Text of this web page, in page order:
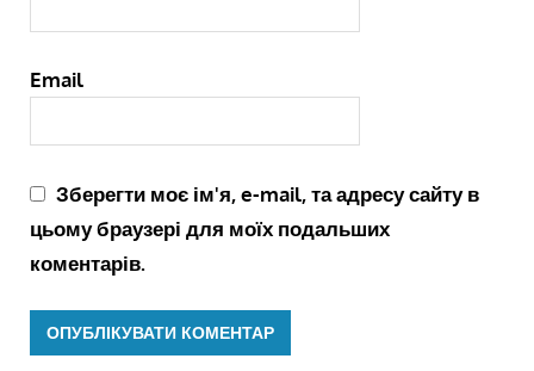
Email
Зберегти моє ім'я, e-mail, та адресу сайту в
цьому браузері для моїх подальших
коментарів.